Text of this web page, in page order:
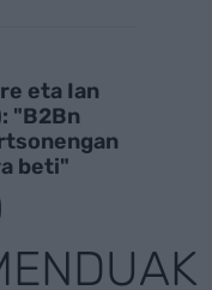
eta Ian
"B2Bn
beti"